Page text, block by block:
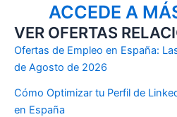
ACCEDE A
VER OFERTAS
Ofertas de Empleo en España:
de Agosto de 2026
Cómo Optimizar tu Perfil de
en España